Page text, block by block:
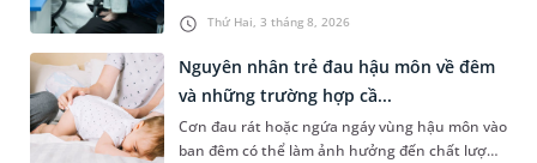
Thứ Hai, 3 tháng 8, 2026
trẻ nhỏ, đặc biệt là vào thời điểm giao mùa. Các
triệu chứng như ho, khò khè và khó thở có thể
khiến cha mẹ lo lắng. Vậy bé bị viêm tiểu phế
quản bao lâu thì khỏi và cần chăm sóc như thế
nào để trẻ nhanh hồi phục?
Nguyên nhân trẻ đau hậu môn về đêm
và những trường hợp cầ...
Cơn đau rát hoặc ngứa ngáy vùng hậu môn vào
ban đêm có thể làm ảnh hưởng đến chất lượng